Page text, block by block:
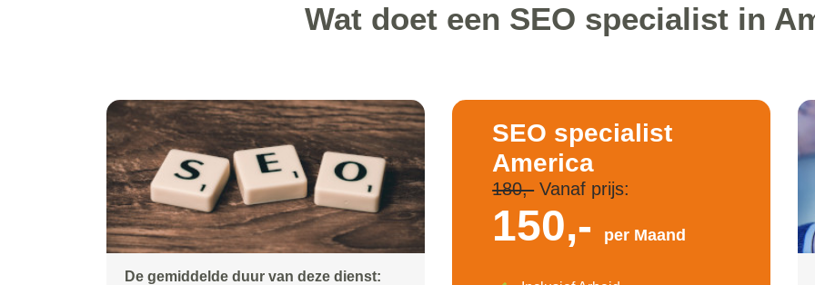
Wat doet een SEO specialist in
De gemiddelde duur van deze dienst:
SEO specialist
America
180,-Vanaf prijs:
150,- per Maand